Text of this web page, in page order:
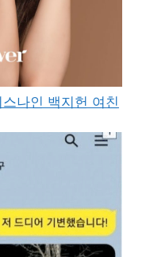
나인 백지헌 여친